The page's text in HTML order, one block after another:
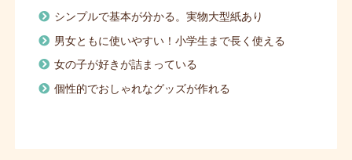
シンプルで基本が分かる。実物大型紙あり
男女ともに使いやすい！小学生まで長く使える
女の子が好きが詰まっている
個性的でおしゃれなグッズが作れる